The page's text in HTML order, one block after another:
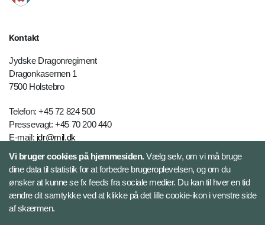
Kontakt
Jydske Dragonregiment
Dragonkasernen 1
7500 Holstebro
Telefon: +45 72 824 500
Pressevagt: +45 70 200 440
E-mail: jdr@mil.dk
Databeskyttelse
Følg Jydske Dragonregiment
Vi bruger cookies på hjemmesiden.Vælg selv, om vi må bruge
dine data til statistik for at forbedre brugeroplevelsen, og om du
ønsker at kunne se fx feeds fra sociale medier. Du kan til hver en tid
ændre dit samtykke ved at klikke på det lille cookie-ikon i venstre side
af skærmen.